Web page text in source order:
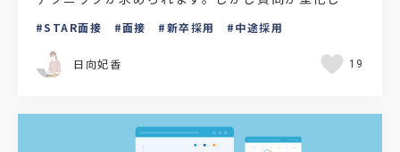
いたり、応募者の本質に迫る質問ができなかったり
STAR面接 面接 新卒採用 中途採用
日向妃香 19